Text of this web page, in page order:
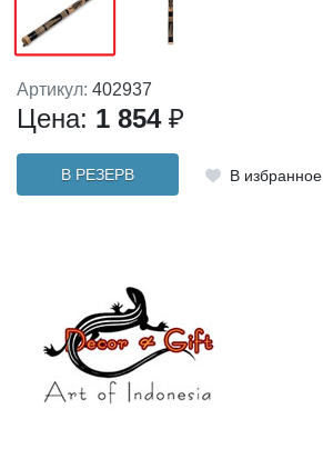
Артикул: 402937
Цена: 1 854 ₽
В РЕЗЕРВ В избранное